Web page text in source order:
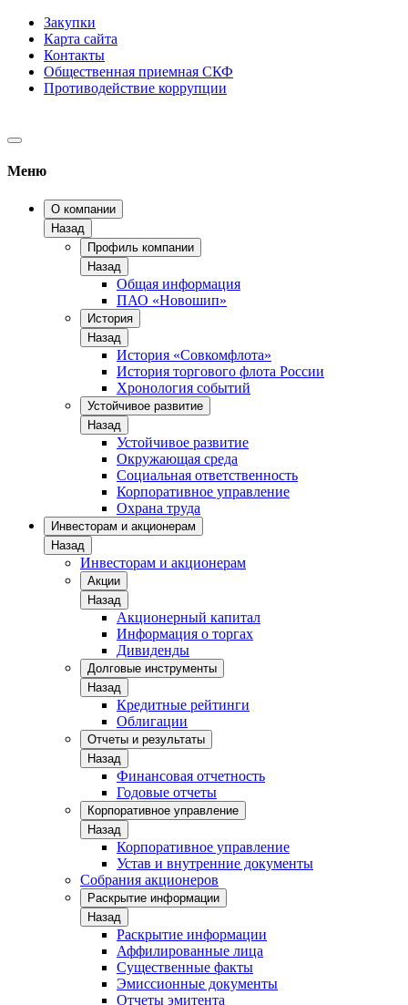
Закупки
Карта сайта
Контакты
Общественная приемная СКФ
Противодействие коррупции
Меню
О компании
Назад
Профиль компании
Назад
Общая информация
ПАО «Новошип»
История
Назад
История «Совкомфлота»
История торгового флота России
Хронология событий
Устойчивое развитие
Назад
Устойчивое развитие
Окружающая среда
Социальная ответственность
Корпоративное управление
Охрана труда
Инвесторам и акционерам
Назад
Инвесторам и акционерам
Акции
Назад
Акционерный капитал
Информация о торгах
Дивиденды
Долговые инструменты
Назад
Кредитные рейтинги
Облигации
Отчеты и результаты
Назад
Финансовая отчетность
Годовые отчеты
Корпоративное управление
Назад
Корпоративное управление
Устав и внутренние документы
Собрания акционеров
Раскрытие информации
Назад
Раскрытие информации
Аффилированные лица
Существенные факты
Эмиссионные документы
Отчеты эмитента